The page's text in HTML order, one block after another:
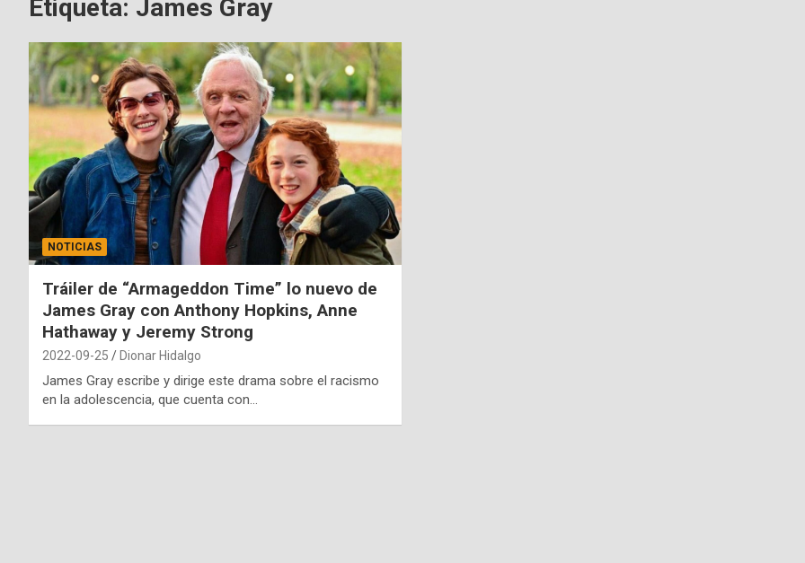
Etiqueta: James Gray
NOTICIAS
Tráiler de “Armageddon Time” lo nuevo de
James Gray con Anthony Hopkins, Anne
Hathaway y Jeremy Strong
2022-09-25 Dionar Hidalgo
James Gray escribe y dirige este drama sobre el racismo
en la adolescencia, que cuenta con…